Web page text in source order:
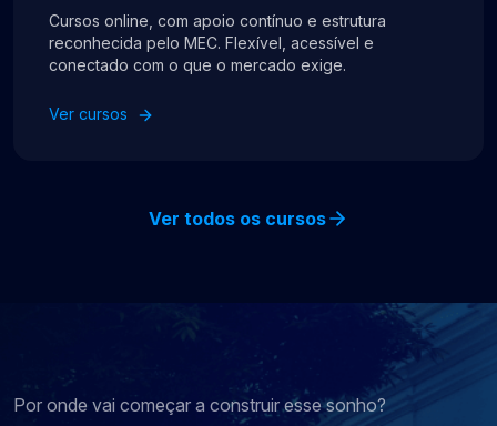
Cursos online, com apoio contínuo e estrutura
reconhecida pelo MEC. Flexível, acessível e
conectado com o que o mercado exige.
Ver cursos
Ver todos os cursos
Por onde vai começar a construir esse sonho?